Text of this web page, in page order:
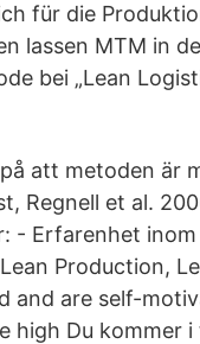
für die
lassen MTM in
bei „Lean
att metoden är
Regnell et al.
- Erfarenhet
Production,
and are self-
high Du kommer